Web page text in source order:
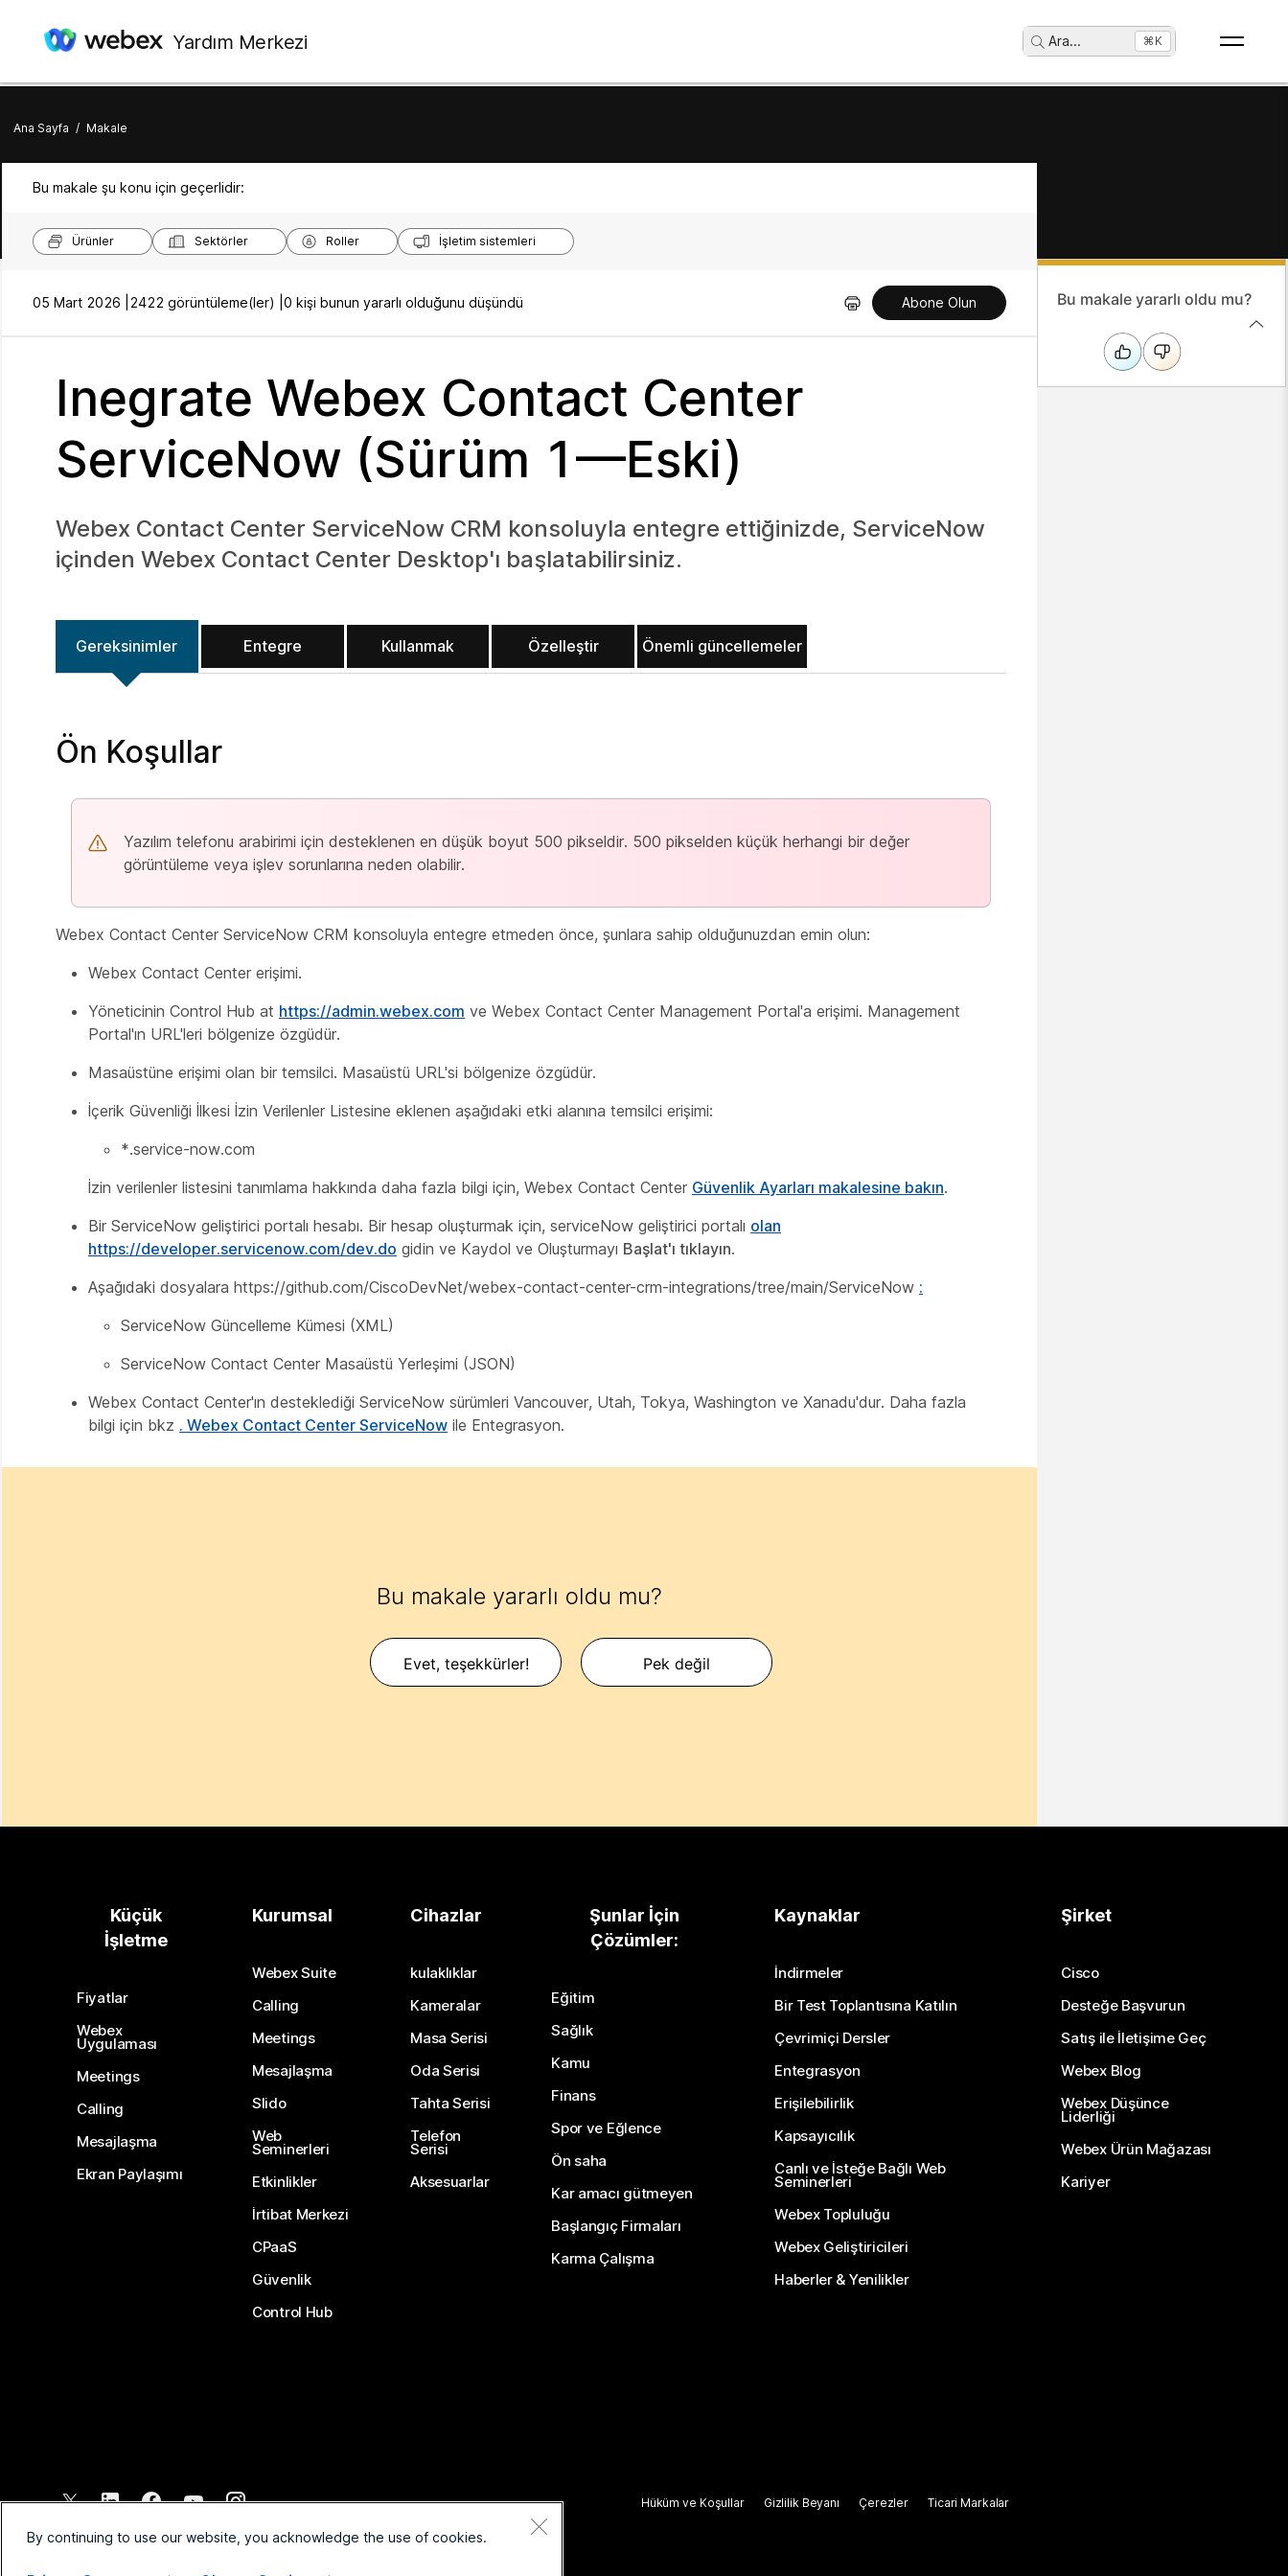
Yardım Merkezi Ara... ⌘K
Ana Sayfa / Makale
Bu makale şu konu için geçerlidir:
Ürünler Sektörler Roller İşletim sistemleri
05 Mart 2026 | 2422 görüntüleme(ler) | 0 kişi bunun yararlı olduğunu düşündü Abone Olun
Inegrate Webex Contact Center
ServiceNow (Sürüm 1—Eski)
Webex Contact Center ServiceNow CRM konsoluyla entegre ettiğinizde, ServiceNow
içinden Webex Contact Center Desktop'ı başlatabilirsiniz.
Gereksinimler Entegre Kullanmak Özelleştir Önemli güncellemeler
Ön Koşullar
Yazılım telefonu arabirimi için desteklenen en düşük boyut 500 pikseldir. 500 pikselden küçük herhangi bir değer
görüntüleme veya işlev sorunlarına neden olabilir.
Webex Contact Center ServiceNow CRM konsoluyla entegre etmeden önce, şunlara sahip olduğunuzdan emin olun:
Webex Contact Center erişimi.
Yöneticinin Control Hub at https://admin.webex.com ve Webex Contact Center Management Portal'a erişimi. Management
Portal'ın URL'leri bölgenize özgüdür.
Masaüstüne erişimi olan bir temsilci. Masaüstü URL'si bölgenize özgüdür.
İçerik Güvenliği İlkesi İzin Verilenler Listesine eklenen aşağıdaki etki alanına temsilci erişimi:
*.service-now.com
İzin verilenler listesini tanımlama hakkında daha fazla bilgi için, Webex Contact Center Güvenlik Ayarları makalesine bakın.
Bir ServiceNow geliştirici portalı hesabı. Bir hesap oluşturmak için, serviceNow geliştirici portalı olan
https://developer.servicenow.com/dev.do gidin ve Kaydol ve Oluşturmayı Başlat'ı tıklayın.
Aşağıdaki dosyalara https://github.com/CiscoDevNet/webex-contact-center-crm-integrations/tree/main/ServiceNow :
ServiceNow Güncelleme Kümesi (XML)
ServiceNow Contact Center Masaüstü Yerleşimi (JSON)
Webex Contact Center'ın desteklediği ServiceNow sürümleri Vancouver, Utah, Tokya, Washington ve Xanadu'dur. Daha fazla
bilgi için bkz . Webex Contact Center ServiceNow ile Entegrasyon.
Bu makale yararlı oldu mu?
Evet, teşekkürler! Pek değil
Bu makale yararlı oldu mu?
Küçük
İşletme
Fiyatlar
Webex
Uygulaması
Meetings
Calling
Mesajlaşma
Ekran Paylaşımı
Kurumsal
Webex Suite
Calling
Meetings
Mesajlaşma
Slido
Web
Seminerleri
Etkinlikler
İrtibat Merkezi
CPaaS
Güvenlik
Control Hub
Cihazlar
kulaklıklar
Kameralar
Masa Serisi
Oda Serisi
Tahta Serisi
Telefon
Serisi
Aksesuarlar
Şunlar İçin
Çözümler:
Eğitim
Sağlık
Kamu
Finans
Spor ve Eğlence
Ön saha
Kar amacı gütmeyen
Başlangıç Firmaları
Karma Çalışma
Kaynaklar
İndirmeler
Bir Test Toplantısına Katılın
Çevrimiçi Dersler
Entegrasyon
Erişilebilirlik
Kapsayıcılık
Canlı ve İsteğe Bağlı Web
Seminerleri
Webex Topluluğu
Webex Geliştiricileri
Haberler & Yenilikler
Şirket
Cisco
Desteğe Başvurun
Satış ile İletişime Geç
Webex Blog
Webex Düşünce
Liderliği
Webex Ürün Mağazası
Kariyer
2026 Cisco ve/veya bağlı kuruluşları. Tüm hakları saklıdır.
Hüküm ve Koşullar Gizlilik Beyanı Çerezler Ticari Markalar
By continuing to use our website, you acknowledge the use of cookies.